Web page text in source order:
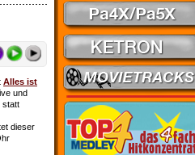
Alles ist
und
statt
dieser